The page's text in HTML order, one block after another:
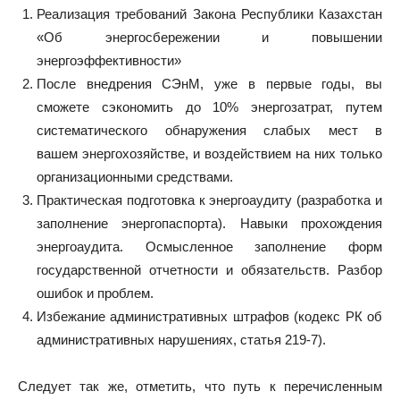
Реализация требований Закона Республики Казахстан
«Об энергосбережении и повышении
энергоэффективности»
После внедрения СЭнМ, уже в первые годы, вы
сможете сэкономить до 10% энергозатрат, путем
систематического обнаружения слабых мест в
вашем энергохозяйстве, и воздействием на них только
организационными средствами.
Практическая подготовка к энергоаудиту (разработка и
заполнение энергопаспорта). Навыки прохождения
энергоаудита. Осмысленное заполнение форм
государственной отчетности и обязательств. Разбор
ошибок и проблем.
Избежание административных штрафов (кодекс РК об
административных нарушениях, статья 219-7).
Следует так же, отметить, что путь к перечисленным